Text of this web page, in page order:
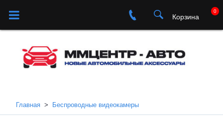
Корзина
0
Главная Беспроводные видеокамеры